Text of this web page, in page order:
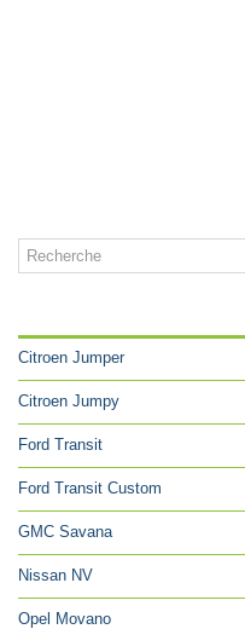
Citroen Jumper
Citroen Jumpy
Ford Transit
Ford Transit Custom
GMC Savana
Nissan NV
Opel Movano